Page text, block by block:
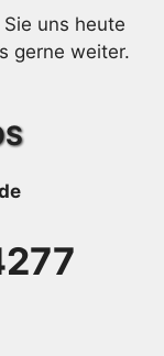
uns heute
gerne weiter.